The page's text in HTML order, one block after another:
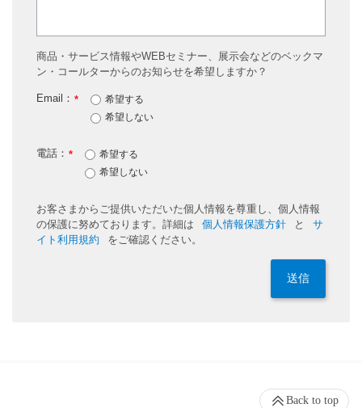
商品・サービス情報やWEBセミナー、展示会などのベックマ
ン・コールターからのお知らせを希望しますか？
*
Email：
希望する
希望しない
*
電話：
希望する
希望しない
お客さまからご提供いただいた個人情報を尊重し、個人情報
の保護に努めております。詳細は
個人情報保護方針 と
サ
イト利用規約
をご確認ください。
送信
Back to top